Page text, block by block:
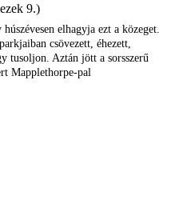
9.)
elhagyja ezt a közeget.
csövezett, éhezett,
tusoljon. Aztán jött a sorsszerű
Mapplethorpe-pal